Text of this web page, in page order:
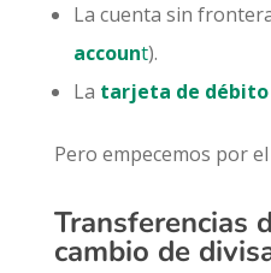
La cuenta sin
account).
La tarjeta de débito
Pero empecemos por
Transferencias
cambio de